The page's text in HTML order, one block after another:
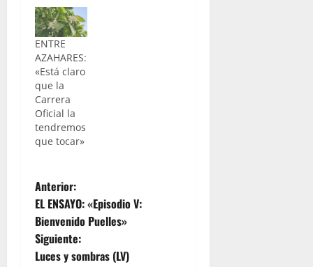
ENTRE
AZAHARES:
«Está claro
que la
Carrera
Oficial la
tendremos
que tocar»
N
a
v
Anterior:
EL ENSAYO: «Episodio V:
Bienvenido Puelles»
Siguiente:
Luces y sombras (LV)